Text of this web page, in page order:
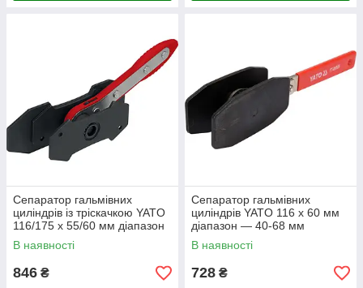
Сепаратор гальмівних
циліндрів із тріскачкою YATO
116/175 х 55/60 мм діапазон
40-70 мм
В наявності
846 ₴
Сепаратор гальмівних
циліндрів YATO 116 х 60 мм
діапазон — 40-68 мм
В наявності
728 ₴